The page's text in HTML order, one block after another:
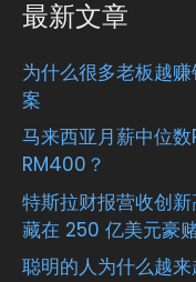
最新文章
为什么很多老板越
案
马来西亚月薪中位
RM400？
特斯拉财报营收创
藏在 250 亿美元豪
聪明的人为什么越